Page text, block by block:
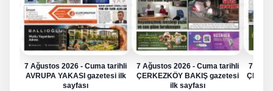
7 Ağustos 2026 - Cuma tarihli
AVRUPA YAKASI gazetesi ilk
sayfası
7 Ağustos 2026 - Cuma tarihli
ÇERKEZKÖY BAKIŞ gazetesi
ilk sayfası
7